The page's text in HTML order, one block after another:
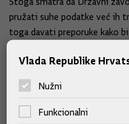
pružati suhe podatke već ih
toga davati preporuke kako
tome djelovale.
Foto galerija
Vlada Republike
Nužni
Funkcionalni